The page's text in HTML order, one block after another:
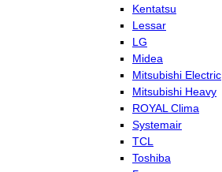
Kentatsu
Lessar
LG
Midea
Mitsubishi Electric
Mitsubishi Heavy
ROYAL Clima
Systemair
TCL
Toshiba